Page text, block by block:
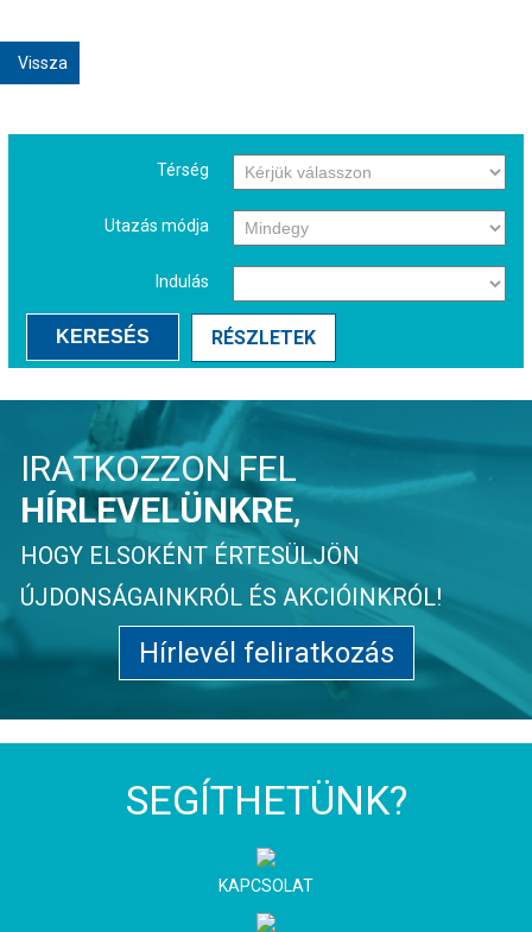
Vissza
Térség
Utazás módja
Indulás
KERESÉS RÉSZLETEK
IRATKOZZON FEL
HÍRLEVELÜNKRE,
HOGY ELSOKÉNT ÉRTESÜLJÖN
ÚJDONSÁGAINKRÓL ÉS AKCIÓINKRÓL!
Hírlevél feliratkozás
SEGÍTHETÜNK?
KAPCSOLAT